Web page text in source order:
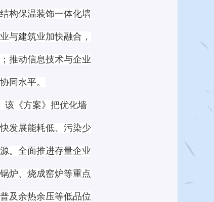
构保温装饰一体化墙
与建筑业加快融合，
推动信息技术与企业
同水平。
该《方案》把优化墙
发展能耗低、污染少
。全面推进存量企业
炉、烧成窑炉等重点
及余热余压等低品位